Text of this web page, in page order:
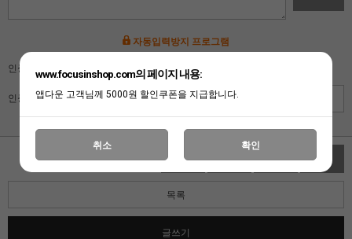
자동입력방지 프로그램
인증키 보기
인증키 입력
수정 삭제 답변 추천
목록
글쓰기
www.focusinshop.com의 페이지 내용:
앱다운 고객님께 5000원 할인쿠폰을 지급합니다.
취소 확인